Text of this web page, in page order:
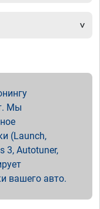
Мы
(Launch,
3, Autotuner,
вашего авто.